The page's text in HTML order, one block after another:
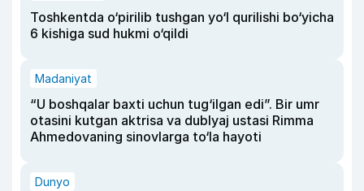
Toshkentda o‘pirilib tushgan yo‘l qurilishi bo‘yicha
6 kishiga sud hukmi o‘qildi
Madaniyat
“U boshqalar baxti uchun tug‘ilgan edi”. Bir umr
otasini kutgan aktrisa va dublyaj ustasi Rimma
Ahmedovaning sinovlarga to‘la hayoti
Dunyo